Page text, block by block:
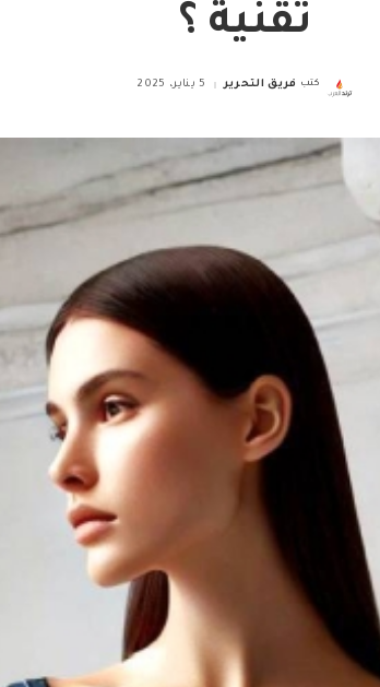
تقنية ؟
Posted
كتب فريق التحرير 5 يناير، 2025